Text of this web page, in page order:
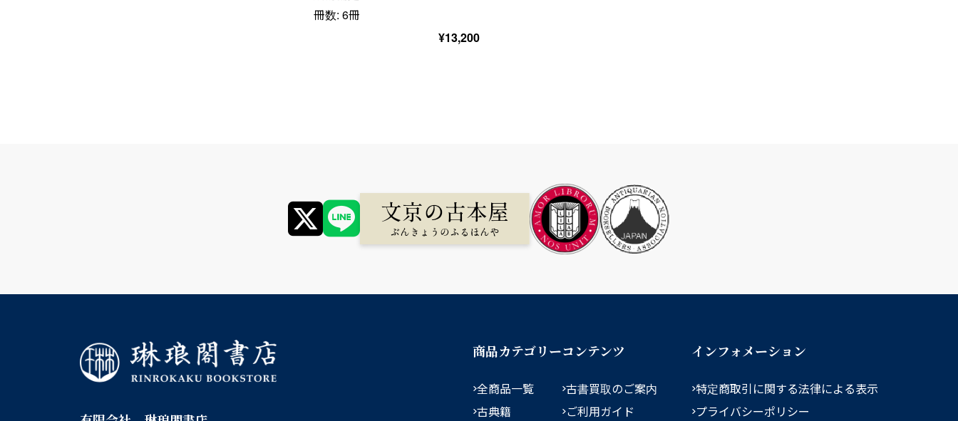
冊数: 6冊
¥13,200
商品カテゴリー
全商品一覧
古典籍
コンテンツ
古書買取のご案内
ご利用ガイド
インフォメーション
特定商取引に関する法律による表示
プライバシーポリシー